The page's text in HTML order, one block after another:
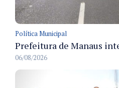
Política Municipal
06/08/2026